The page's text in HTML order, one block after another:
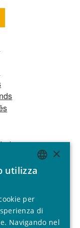
Persone
267444 ©
ENGLISH
SPANISH
FRENCH
×
utilizza
per
di
Navigando nel